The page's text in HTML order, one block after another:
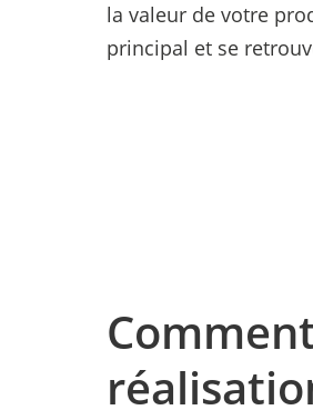
la valeur de votre
principal et se